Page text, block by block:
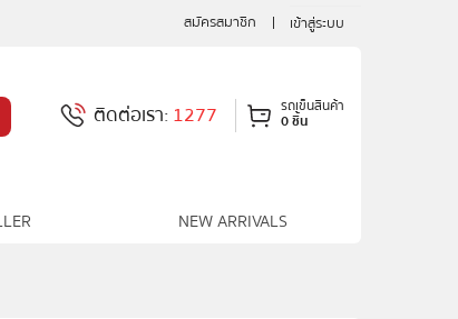
สมัครสมาชิก เข้าสู่ระบบ
NEW ARRIVALS
ติดต่อเรา:1277 รถเข็นสินค้า
0 ชิ้น